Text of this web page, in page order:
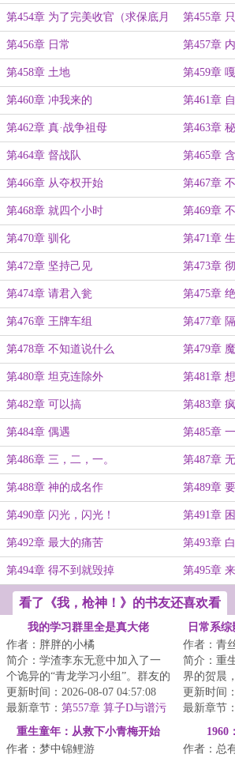
第454章 为了完美收官（求保底月
票）
第455章
第456章 日常 第457章
第458章 土地 第459章
第460章 冲我来的 第461章
第462章 真·战争祖母 第463章
第464章 督战队 第465章
第466章 从夺权开始 第467章
第468章 就四个小时 第469章
第470章 驯化 第471章
第472章 坚持己见 第473章
第474章 请君入瓮 第475章
第476章 王牌车组 第477章
第478章 不知道说什么 第479章
第480章 坦克连除外 第481章
第482章 可以搞 第483章
第484章 偶遇 第485章
第486章 三，二，一。 第487章
第488章 神的成名作 第489章
第490章 闪光，闪光！ 第491章
第492章 最大的痛苦 第493章
第494章 得不到就毁掉 第495章
看了《我，枪神！》的书友还喜欢看
我的学习群里全是真大佬
作者：胖胖的小橘
简介：学渣李东无意中加入了一
个诡异的“青龙学习小组”。群友的
名字都十分复古，像是什么“艾萨
克·牛顿...
更新时间：2026-08-07 04:57:08
最新章节： 第557章 算子D与谱污
日常系
作者：青
简介：重
界的贺晨
刷新出一
不一样的
更新时间
最新章节：
衅！贺晨
重生童年：从救下小青梅开始
作者：梦中锦鲤游
1960
作者：总